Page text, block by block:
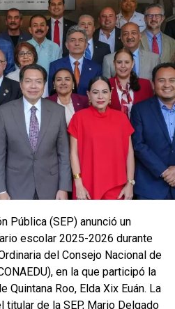
Pública (SEP) anunció un
escolar 2025-2026 durante
del Consejo Nacional de
en la que participó la
Quintana Roo, Elda Xix Euán. La
titular de la SEP, Mario Delgado